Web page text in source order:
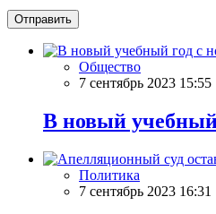
Отправить
Общество
7 сентябрь 2023 15:55
В новый
Политика
7 сентябрь 2023 16:31